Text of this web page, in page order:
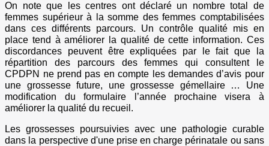
On note que les centres ont déclaré un nombre total de
femmes supérieur à la somme des femmes comptabilisées
dans ces différents parcours. Un contrôle qualité mis en
place tend à améliorer la qualité de cette information. Ces
discordances peuvent être expliquées par le fait que la
répartition des parcours des femmes qui consultent le
CPDPN ne prend pas en compte les demandes d’avis pour
une grossesse future, une grossesse gémellaire … Une
modification du formulaire l’année prochaine visera à
améliorer la qualité du recueil.
Les grossesses poursuivies avec une pathologie curable
dans la perspective d'une prise en charge périnatale ou sans